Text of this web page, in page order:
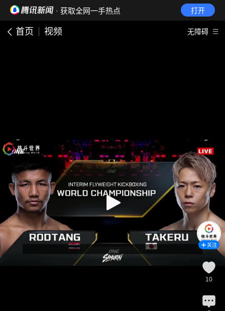
· 获取全网一手热点 打开
首页 视频 无障碍
关注
10